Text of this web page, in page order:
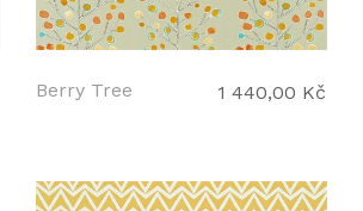
Berry Tree 1 440,00 Kč